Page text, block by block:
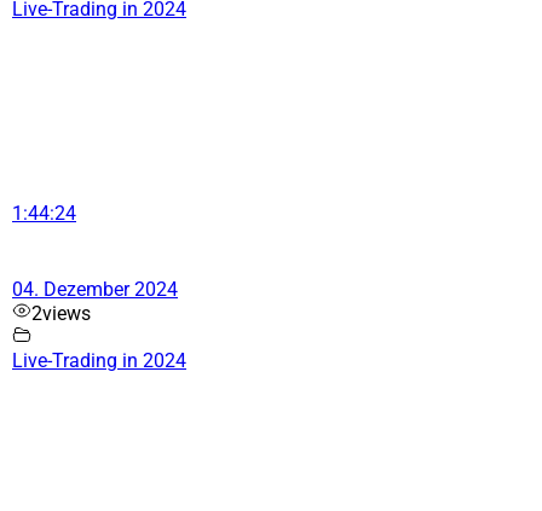
Live-Trading in 2024
1:44:24
04. Dezember 2024
2views
Live-Trading in 2024